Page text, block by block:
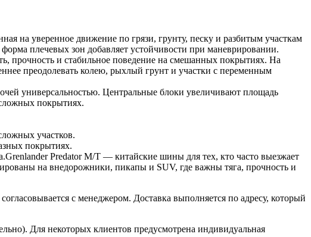
на уверенное движение по грязи, грунту, песку и разбитым участкам
плечевых зон добавляет устойчивости при маневрировании.
прочность и стабильное поведение на смешанных покрытиях. На
преодолевать колею, рыхлый грунт и участки с переменным
универсальностью. Центральные блоки увеличивают площадь
покрытиях.
участков.
покрытиях.
Predator M/T — китайские шины для тех, кто часто выезжает
на внедорожники, пикапы и SUV, где важны тяга, прочность и
с менеджером. Доставка выполняется по адресу, который
Для некоторых клиентов предусмотрена индивидуальная